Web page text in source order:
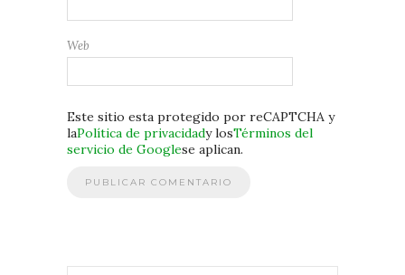
Web
Este sitio esta protegido por reCAPTCHA y
laPolítica de privacidady losTérminos del
servicio de Googlese aplican.